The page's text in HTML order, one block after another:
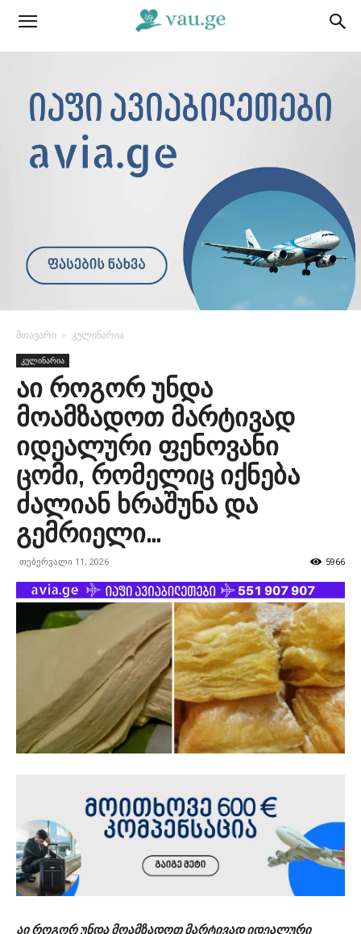
მთავარი კულინარია
კულინარია
აი როგორ უნდა
მოამზადოთ მარტივად
იდეალური ფენოვანი
ცომი, რომელიც იქნება
ძალიან ხრაშუნა და
გემრიელი…
თებერვალი 11, 2026 5966
აი როგორ უნდა მოამზადოთ მარტივად იდეალური